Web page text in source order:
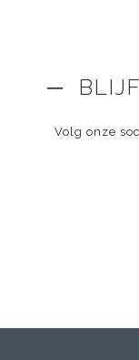
─
Volg onze